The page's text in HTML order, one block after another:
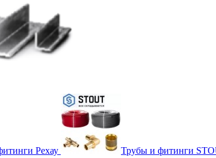
Рехау Трубы и фитинги